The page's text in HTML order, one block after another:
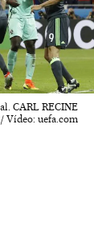
CARL RECINE
/ Vídeo: uefa.com